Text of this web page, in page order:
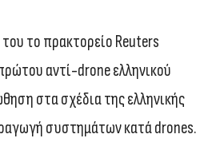
το πρακτορείο Reuters
αντί-drone ελληνικού
στα σχέδια της ελληνικής
συστημάτων κατά drones.